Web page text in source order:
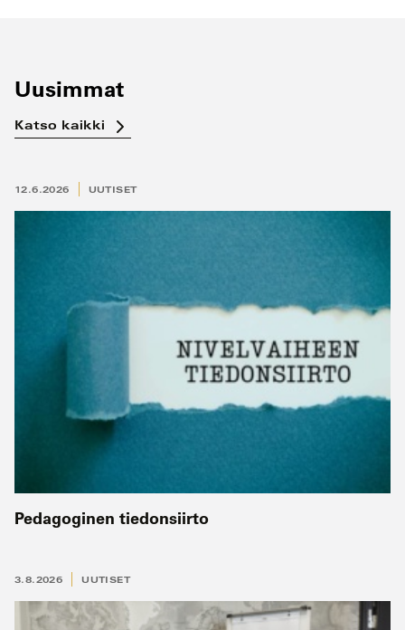
Uusimmat
Katso kaikki
12.6.2026 UUTISET
Pedagoginen tiedonsiirto
3.8.2026 UUTISET